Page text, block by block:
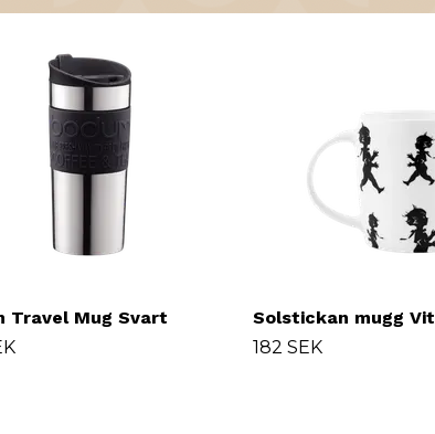
Travel Mug Svart
Solstickan mugg Vit
182 SEK